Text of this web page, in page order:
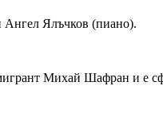
Ангел Ялъчков (пиано).
Михай Шафран и е